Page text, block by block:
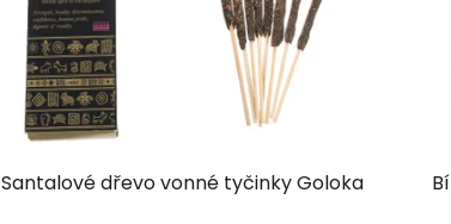
Santalové dřevo vonné tyčinky Goloka